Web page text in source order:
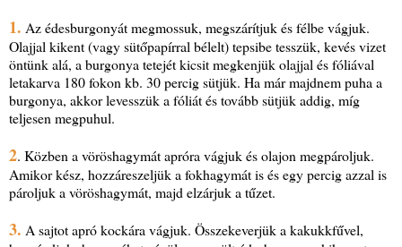
1. Az édesburgonyát megmossuk, megszárítjuk és félbe vágjuk.
Olajjal kikent (vagy sütőpapírral bélelt) tepsibe tesszük, kevés vizet
öntünk alá, a burgonya tetejét kicsit megkenjük olajjal és fóliával
letakarva 180 fokon kb. 30 percig sütjük. Ha már majdnem puha a
burgonya, akkor levesszük a fóliát és tovább sütjük addig, míg
teljesen megpuhul.
2. Közben a vöröshagymát apróra vágjuk és olajon megpároljuk.
Amikor kész, hozzáreszeljük a fokhagymát is és egy percig azzal is
pároljuk a vöröshagymát, majd elzárjuk a tűzet.
3. A sajtot apró kockára vágjuk. Összekeverjük a kakukkfűvel,